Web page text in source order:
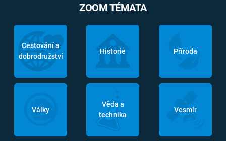
ZOOM TÉMATA
Cestování a
dobrodružství
Historie Příroda
Války
Věda a
technika
Vesmír